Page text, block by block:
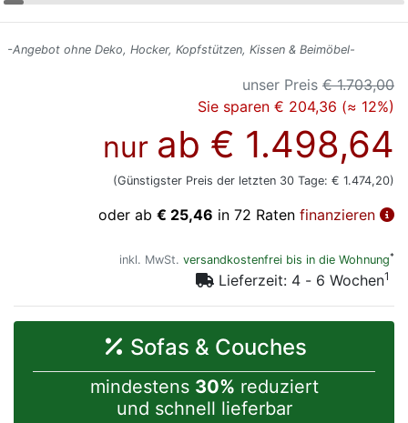
-Angebot ohne Deko, Hocker, Kopfstützen, Kissen & Beimöbel-
unser Preis € 1.703,00
Sie sparen € 204,36 (≈ 12%)
nur ab € 1.498,64
(Günstigster Preis der letzten 30 Tage: € 1.474,20)
oder ab € 25,46 in 72 Raten finanzieren
inkl. MwSt. versandkostenfrei bis in die Wohnung*
Lieferzeit: 4 - 6 Wochen1
Sofas & Couches
mindestens 30% reduziert
und schnell lieferbar
Deals